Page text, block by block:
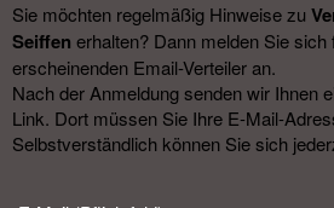
Sie möchten regelmäßig Hinweise zu
Seiffen erhalten? Dann melden Sie
erscheinenden Email-Verteiler an.
Nach der Anmeldung senden wir Ihnen
Link. Dort müssen Sie Ihre E-Mail-
Selbstverständlich können Sie sich